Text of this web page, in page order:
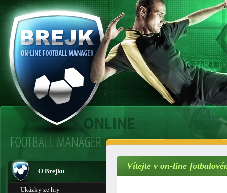
O Brejku
Ukázky ze hry
Vítejte v on-line